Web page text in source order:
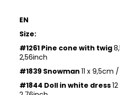
EN
Size:
#1261 Pine cone with twig
2,56inch
#1839 Snowman 11 x 9,5cm
#1844 Doll in white dress